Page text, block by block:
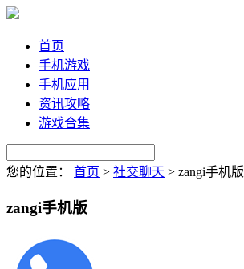
首页
手机游戏
手机应用
资讯攻略
游戏合集
您的位置： 首页 > 社交聊天 > zangi手机版
zangi手机版